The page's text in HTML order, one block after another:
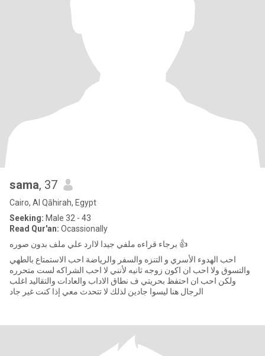
sama, 37
Cairo, Al Qāhirah, Egypt
Seeking: Male 32 - 43
Read Qur'an: Ocassionally
برجاء قراءه ملفي جيدا لاارد علي ملف بدون صوره 👍
احب الهدوء الأسري و التنزه والسفر والرياضة احب الاستمتاع بالطهي
والتسوق ولا احب ان اكون زوجه ثانيه لأنني لا احب الشراكه لست متحرره
ولكن احب ان احتفظ بحريتي ف نطاق الاداب والعادات والتقاليد اغلب
الرجال هنا ليسوا جادين لذلك لا تتحدث معي إذا كنت غير جاد